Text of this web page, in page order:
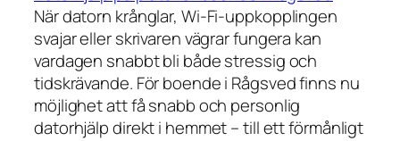
När datorn krånglar, Wi-Fi-uppkopplingen
svajar eller skrivaren vägrar fungera kan
vardagen snabbt bli både stressig och
tidskrävande. För boende i Rågsved finns nu
möjlighet att få snabb och personlig
datorhjälp direkt i hemmet – till ett förmånligt